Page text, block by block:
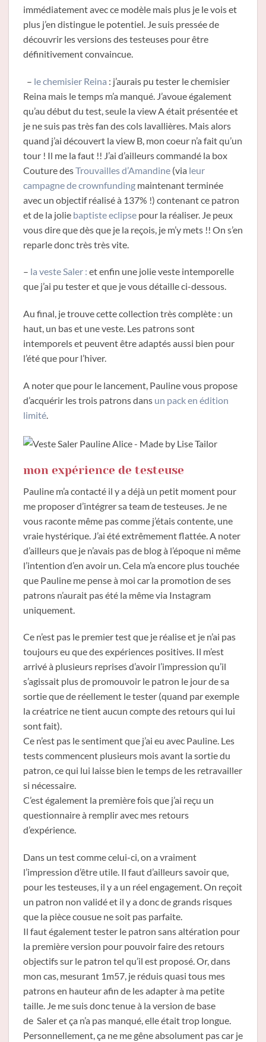
immédiatement avec ce modèle mais plus je le vois et
plus j’en distingue le potentiel. Je suis pressée de
découvrir les versions des testeuses pour être
définitivement convaincue.
– le chemisier Reina : j’aurais pu tester le chemisier
Reina mais le temps m’a manqué. J’avoue également
qu’au début du test, seule la view A était présentée et
je ne suis pas très fan des cols lavallières. Mais alors
quand j’ai découvert la view B, mon coeur n’a fait qu’un
tour ! Il me la faut !! J’ai d’ailleurs commandé la box
Couture desTrouvailles d’Amandine (via leur
campagne de crownfunding maintenant terminée
avec un objectif réalisé à 137% !) contenant ce patron
et de la jolie baptiste eclipse pour la réaliser. Je peux
vous dire que dès que je la reçois, je m’y mets !! On s’en
reparle donc très très vite.
– la veste Saler : et enfin une jolie veste intemporelle
que j’ai pu tester et que je vous détaille ci-dessous.
Au final, je trouve cette collection très complète : un
haut, un bas et une veste. Les patrons sont
intemporels et peuvent être adaptés aussi bien pour
l’été que pour l’hiver.
A noter que pour le lancement, Pauline vous propose
d’acquérir les trois patrons dans un pack en édition
limité.
mon expérience de testeuse
Pauline m’a contacté il y a déjà un petit moment pour
me proposer d’intégrer sa team de testeuses. Je ne
vous raconte même pas comme j’étais contente, une
vraie hystérique. J’ai été extrêmement flattée. A noter
d’ailleurs que je n’avais pas de blog à l’époque ni même
l’intention d’en avoir un. Cela m’a encore plus touchée
que Pauline me pense à moi car la promotion de ses
patrons n’aurait pas été la même via Instagram
uniquement.
Ce n’est pas le premier test que je réalise et je n’ai pas
toujours eu que des expériences positives. Il m’est
arrivé à plusieurs reprises d’avoir l’impression qu’il
s’agissait plus de promouvoir le patron le jour de sa
sortie que de réellement le tester (quand par exemple
la créatrice ne tient aucun compte des retours qui lui
sont fait).
Ce n’est pas le sentiment que j’ai eu avec Pauline. Les
tests commencent plusieurs mois avant la sortie du
patron, ce qui lui laisse bien le temps de les retravailler
si nécessaire.
C’est également la première fois que j’ai reçu un
questionnaire à remplir avec mes retours
d’expérience.
Dans un test comme celui-ci, on a vraiment
l’impression d’être utile. Il faut d’ailleurs savoir que,
pour les testeuses, il y a un réel engagement. On reçoit
un patron non validé et il y a donc de grands risques
que la pièce cousue ne soit pas parfaite.
Il faut également tester le patron sans altération pour
la première version pour pouvoir faire des retours
objectifs sur le patron tel qu’il est proposé. Or, dans
mon cas, mesurant 1m57, je réduis quasi tous mes
patrons en hauteur afin de les adapter à ma petite
taille. Je me suis donc tenue à la version de base
de Saler et ça n’a pas manqué, elle était trop longue.
Personnellement, ça ne me gêne absolument pas car je